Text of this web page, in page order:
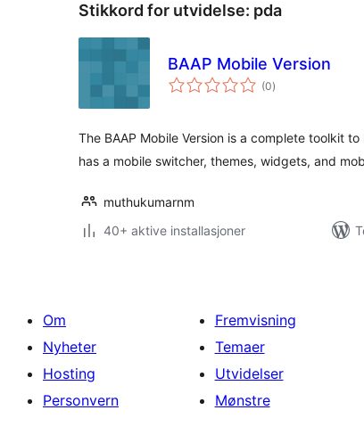
Stikkord for utvidelse: pda
BAAP Mobile Version
(0totale
vurderinger
)
The BAAP Mobile Version is a complete toolkit
has a mobile switcher, themes, widgets, and
muthukumarnm
40+ aktive installasjoner
Om
Nyheter
Hosting
Personvern
Fremvisning
Temaer
Utvidelser
Mønstre